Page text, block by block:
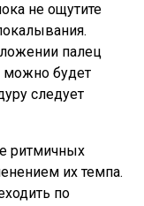
не ощутите
палец
можно будет
следует
ритмичных
их темпа.
по